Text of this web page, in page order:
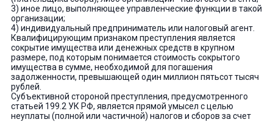
3) иное лицо, выполняющее управленческие функции в такой
организации;
4) индивидуальный предприниматель или налоговый агент.
Квалифицирующим признаком преступления является
сокрытие имущества или денежных средств в крупном
размере, под которым понимается стоимость сокрытого
имущества в сумме, необходимой для погашения
задолженности, превышающей один миллион пятьсот тысяч
рублей.
Субъективной стороной преступления, предусмотренного
статьей 199.2 УК РФ, является прямой умысел с целью
неуплаты (полной или частичной) налогов и сборов за счет